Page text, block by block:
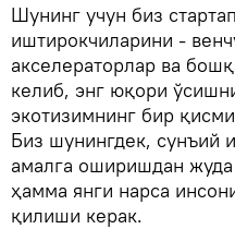
Шунинг учун биз
иштирокчиларини -
акселераторлар ва
келиб, энг юқори
экотизимнинг бир
Биз шунингдек, сунъий
амалга оширишдан
ҳамма янги нарса
қилиши керак.